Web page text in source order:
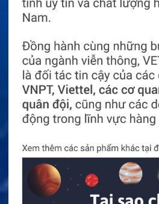
Vì sao nên chọn pin
Tương thích hoàn toàn với R2
Hiệu suất ổn định.
Độ an toàn cao.
Tuổi thọ sử dụng dài.
Độ tin cậy cao.
Được thiết kế theo tiêu chuẩn
Sử dụng pin chính hãng giúp